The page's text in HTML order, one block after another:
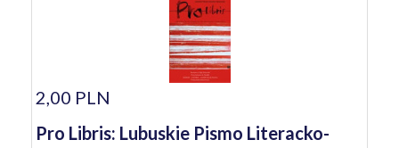
2,00 PLN
Pro Libris: Lubuskie Pismo Literacko-